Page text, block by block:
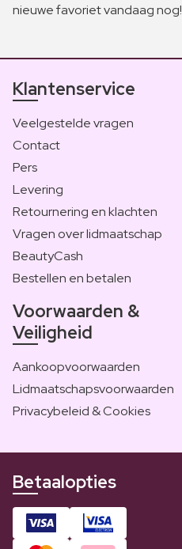
nieuwe favoriet vandaag nog!
Klantenservice
Veelgestelde vragen
Contact
Pers
Levering
Retournering en klachten
Vragen over lidmaatschap
BeautyCash
Bestellen en betalen
Voorwaarden &
Veiligheid
Aankoopvoorwaarden
Lidmaatschapsvoorwaarden
Privacybeleid & Cookies
Betaalopties